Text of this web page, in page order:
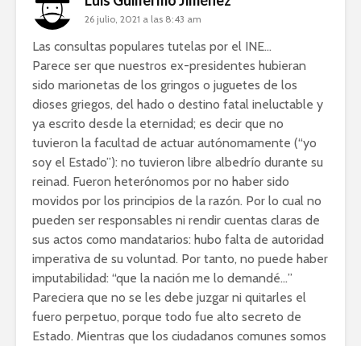
26 julio, 2021 a las 8:43 am
Las consultas populares tutelas por el INE…
Parece ser que nuestros ex-presidentes hubieran
sido marionetas de los gringos o juguetes de los
dioses griegos, del hado o destino fatal ineluctable y
ya escrito desde la eternidad; es decir que no
tuvieron la facultad de actuar autónomamente (“yo
soy el Estado”): no tuvieron libre albedrío durante su
reinad. Fueron heterónomos por no haber sido
movidos por los principios de la razón. Por lo cual no
pueden ser responsables ni rendir cuentas claras de
sus actos como mandatarios: hubo falta de autoridad
imperativa de su voluntad. Por tanto, no puede haber
imputabilidad: “que la nación me lo demandé…”
Pareciera que no se les debe juzgar ni quitarles el
fuero perpetuo, porque todo fue alto secreto de
Estado. Mientras que los ciudadanos comunes somos